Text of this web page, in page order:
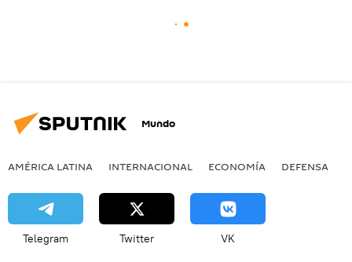
Mundo
AMÉRICA LATINA INTERNACIONAL ECONOMÍA DEFENSA
Telegram Twitter VK